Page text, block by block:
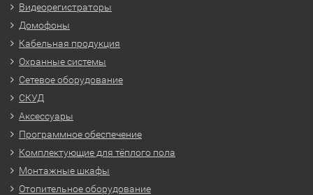
Видеорегистраторы
Домофоны
Кабельная продукция
Охранные системы
Сетевое оборудование
СКУД
Аксессуары
Программное обеспечение
Комплектующие для тёплого пола
Монтажные шкафы
Отопительное оборудование